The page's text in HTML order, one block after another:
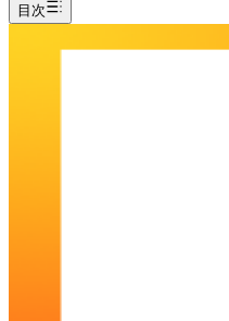
目次